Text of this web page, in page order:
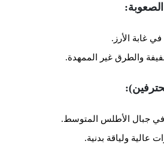
غابة الأرز.
والطرق غير الممهدة.
في جبال الأطلس المتوسط.
عالية ولياقة بدنية.